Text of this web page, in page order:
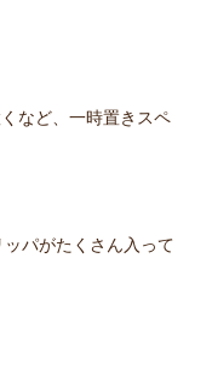
など、一時置きスペ
パがたくさん入って